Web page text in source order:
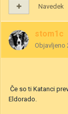
Navedek
stom1c
Objavljeno
Če so ti Katanci
Eldorado.